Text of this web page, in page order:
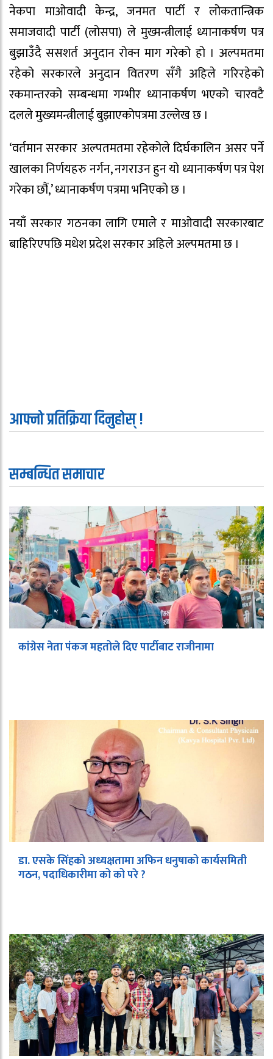
नेकपा माओवादी केन्द्र, जनमत पार्टी र लोकतान्त्रिक
समाजवादी पार्टी (लोसपा) ले मुख्मन्त्रीलाई ध्यानाकर्षण पत्र
बुझाउँदै ससशर्त अनुदान रोक्न माग गरेको हो । अल्पमतमा
रहेको सरकारले अनुदान वितरण सँगै अहिले गरिरहेको
रकमान्तरको सम्बन्धमा गम्भीर ध्यानाकर्षण भएको चारवटै
दलले मुख्यमन्त्रीलाई बुझाएकोपत्रमा उल्लेख छ ।
‘वर्तमान सरकार अल्पतमतमा रहेकोले दिर्घकालिन असर पर्ने
खालका निर्णयहरु नर्गन, नगराउन हुन यो ध्यानाकर्षण पत्र पेश
गरेका छौं,’ ध्यानाकर्षण पत्रमा भनिएको छ ।
नयाँ सरकार गठनका लागि एमाले र माओवादी सरकारबाट
बाहिरिएपछि मधेश प्रदेश सरकार अहिले अल्पमतमा छ ।
आफ्नो प्रतिक्रिया दिनुहोस् !
सम्बन्धित समाचार
कांग्रेस नेता पंकज महतोले दिए पार्टीबाट राजीनामा
डा. एसके सिंहको अध्यक्षतामा अफिन धनुषाको कार्यसमिती
गठन, पदाधिकारीमा को को परे ?